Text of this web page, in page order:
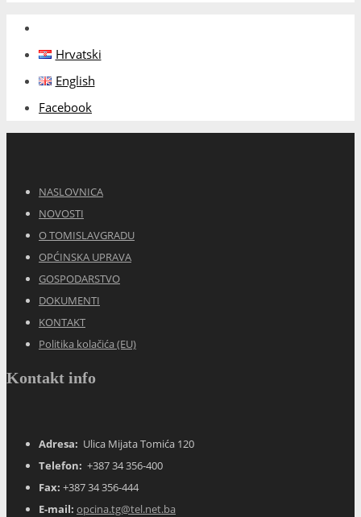
Hrvatski
English
Facebook
NASLOVNICA
NOVOSTI
O TOMISLAVGRADU
OPĆINSKA UPRAVA
GOSPODARSTVO
DOKUMENTI
KONTAKT
Politika kolačića (EU)
Kontakt info
Adresa: Ulica Mijata Tomića 120
Telefon: +387 34 356-400
Fax: +387 34 356-444
E-mail: opcina.tg@tel.net.ba